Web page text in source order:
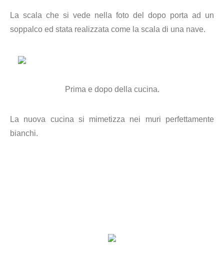
La scala che si vede nella foto del dopo porta ad un
soppalco ed stata realizzata come la scala di una nave.
Prima e dopo della cucina.
La nuova cucina si mimetizza nei muri perfettamente
bianchi.